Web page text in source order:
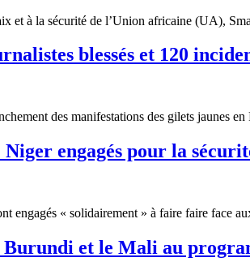
et à la sécurité de l’Union africaine (UA),
blessés et 120
des manifestations des gilets jaunes
engagés pour la
engagés « solidairement » à faire faire face
Burundi et le Mali au